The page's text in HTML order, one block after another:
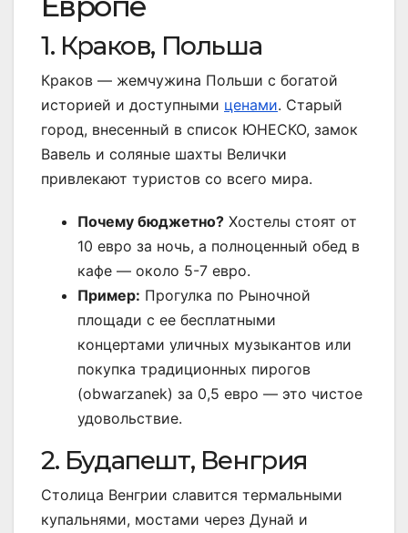
1. Краков, Польша
Краков — жемчужина Польши с богатой
историей и доступными ценами. Старый
город, внесенный в список ЮНЕСКО, замок
Вавель и соляные шахты Велички
привлекают туристов со всего мира.
Почему бюджетно? Хостелы стоят от
10 евро за ночь, а полноценный обед в
кафе — около 5-7 евро.
Пример: Прогулка по Рыночной
площади с ее бесплатными
концертами уличных музыкантов или
покупка традиционных пирогов
(obwarzanek) за 0,5 евро — это чистое
удовольствие.
2. Будапешт, Венгрия
Столица Венгрии славится термальными
купальнями, мостами через Дунай и